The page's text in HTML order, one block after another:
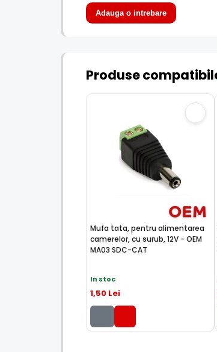
Adauga o intrebare
Produse
Mufa tata, pentru alimentarea
camerelor, cu surub, 12V - OEM
MA03 SDC-CAT
In stoc
1,50 Lei